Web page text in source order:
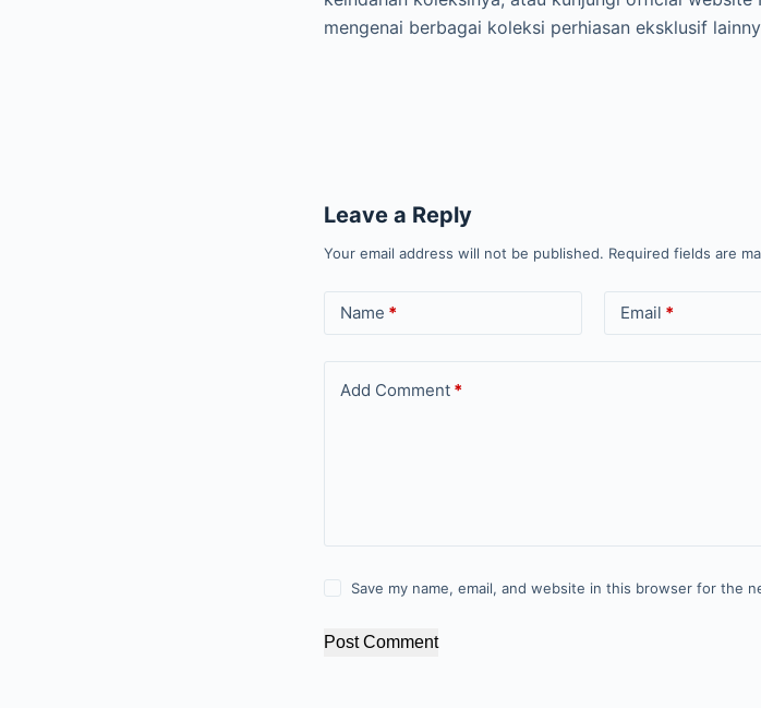
mengenai berbagai koleksi perhiasan eksklusif
Leave a Reply
Your email address will not be published. Required fields are
Name * Email *
Add Comment *
Save my name, email, and website in this browser for the
Post Comment